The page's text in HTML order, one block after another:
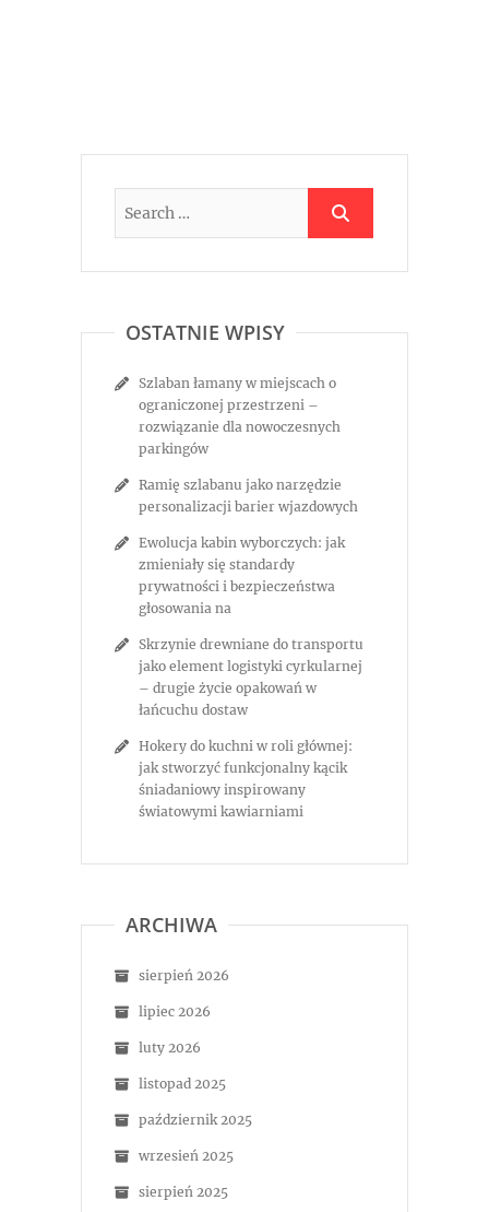
OSTATNIE WPISY
Szlaban łamany w miejscach o
ograniczonej przestrzeni –
rozwiązanie dla nowoczesnych
parkingów
Ramię szlabanu jako narzędzie
personalizacji barier wjazdowych
Ewolucja kabin wyborczych: jak
zmieniały się standardy
prywatności i bezpieczeństwa
głosowania na
Skrzynie drewniane do transportu
jako element logistyki cyrkularnej
– drugie życie opakowań w
łańcuchu dostaw
Hokery do kuchni w roli głównej:
jak stworzyć funkcjonalny kącik
śniadaniowy inspirowany
światowymi kawiarniami
ARCHIWA
sierpień 2026
lipiec 2026
luty 2026
listopad 2025
październik 2025
wrzesień 2025
sierpień 2025